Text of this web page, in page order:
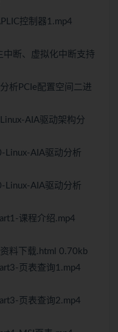
控制器1.mp4
断、虚拟化中断支持
析PCIe配置空间二进
Linux-AIA驱动架构分
Linux-AIA驱动分析
Linux-AIA驱动分析
课程介绍.mp4
料下载.html 0.70kb
页表查询1.mp4
页表查询2.mp4